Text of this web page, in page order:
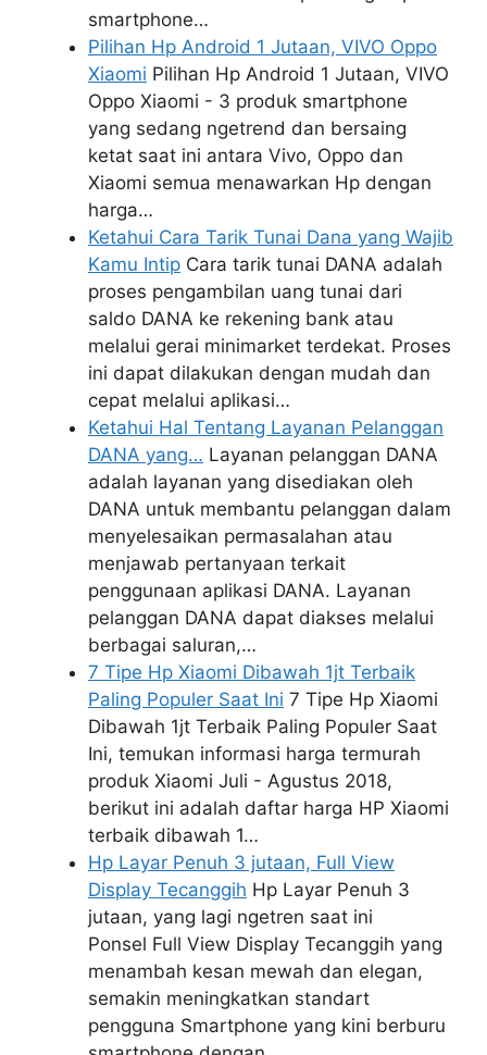
smartphone…
Pilihan Hp Android 1 Jutaan, VIVO Oppo
Xiaomi Pilihan Hp Android 1 Jutaan, VIVO
Oppo Xiaomi - 3 produk smartphone
yang sedang ngetrend dan bersaing
ketat saat ini antara Vivo, Oppo dan
Xiaomi semua menawarkan Hp dengan
harga…
Ketahui Cara Tarik Tunai Dana yang Wajib
Kamu Intip Cara tarik tunai DANA adalah
proses pengambilan uang tunai dari
saldo DANA ke rekening bank atau
melalui gerai minimarket terdekat. Proses
ini dapat dilakukan dengan mudah dan
cepat melalui aplikasi…
Ketahui Hal Tentang Layanan Pelanggan
DANA yang… Layanan pelanggan DANA
adalah layanan yang disediakan oleh
DANA untuk membantu pelanggan dalam
menyelesaikan permasalahan atau
menjawab pertanyaan terkait
penggunaan aplikasi DANA. Layanan
pelanggan DANA dapat diakses melalui
berbagai saluran,…
7 Tipe Hp Xiaomi Dibawah 1jt Terbaik
Paling Populer Saat Ini 7 Tipe Hp Xiaomi
Dibawah 1jt Terbaik Paling Populer Saat
Ini, temukan informasi harga termurah
produk Xiaomi Juli - Agustus 2018,
berikut ini adalah daftar harga HP Xiaomi
terbaik dibawah 1…
Hp Layar Penuh 3 jutaan, Full View
Display Tecanggih Hp Layar Penuh 3
jutaan, yang lagi ngetren saat ini
Ponsel Full View Display Tecanggih yang
menambah kesan mewah dan elegan,
semakin meningkatkan standart
pengguna Smartphone yang kini berburu